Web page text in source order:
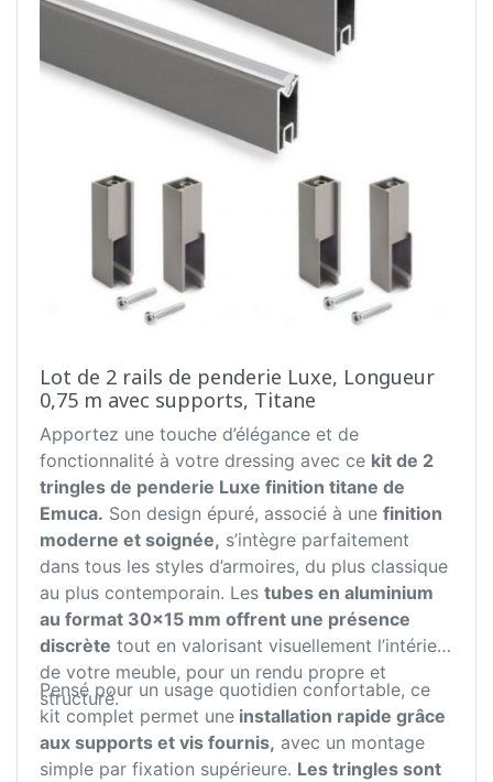
Lot de 2 rails de penderie Luxe, Longueur
0,75 m avec supports, Titane
Apportez une touche d’élégance et de
fonctionnalité à votre dressing avec ce kit de 2
tringles de penderie Luxe finition titane de
Emuca. Son design épuré, associé à une finition
moderne et soignée, s’intègre parfaitement
dans tous les styles d’armoires, du plus classique
au plus contemporain. Les tubes en aluminium
au format 30x15 mm offrent une présence
discrète tout en valorisant visuellement l’intérieur
de votre meuble, pour un rendu propre et
structuré.
Pensé pour un usage quotidien confortable, ce
kit complet permet une installation rapide grâce
aux supports et vis fournis, avec un montage
simple par fixation supérieure. Les tringles sont